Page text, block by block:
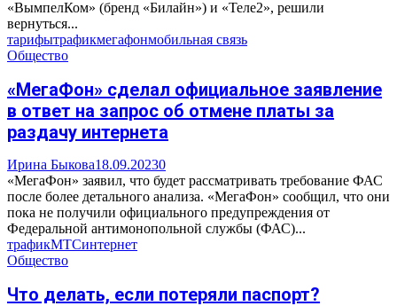
«ВымпелКом» (бренд «Билайн») и «Теле2», решили
вернуться...
тарифытрафикмегафонмобильная связь
Общество
«МегаФон» сделал официальное заявление
в ответ на запрос об отмене платы за
раздачу интернета
Ирина Быкова18.09.20230
«МегаФон» заявил, что будет рассматривать требование ФАС
после более детального анализа. «МегаФон» сообщил, что они
пока не получили официального предупреждения от
Федеральной антимонопольной службы (ФАС)...
трафикМТСинтернет
Общество
Что делать, если потеряли паспорт?